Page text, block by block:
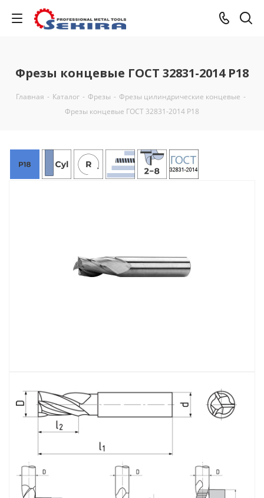
Фрезы концевые ГОСТ 32831-2014 Р18
Главная - Каталог - Фрезы - Фрезы цилиндрические концевые -
Фрезы концевые ГОСТ 32831-2014 Р18